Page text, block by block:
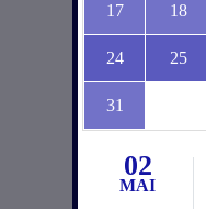
17 18
24 25
31
02
MAI